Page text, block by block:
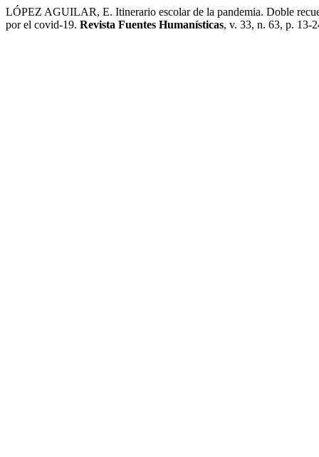
LÓPEZ AGUILAR, E. Itinerario escolar de la pandemia. Doble
por el covid-19. Revista Fuentes Humanísticas, v. 33, n. 63, p. 13-